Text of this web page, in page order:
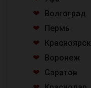
Волгоград
Пермь
Красноярск
Воронеж
Саратов